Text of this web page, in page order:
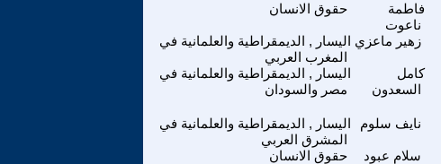
حقوق الانسان
فاطمة
ناعوت
اليسار , الديمقراطية والعلمانية في
المغرب العربي
زهير ماعزي
اليسار , الديمقراطية والعلمانية في
مصر والسودان
كامل
السعدون
اليسار , الديمقراطية والعلمانية في
المشرق العربي
نايف سلوم
حقوق الانسان سلام عبود